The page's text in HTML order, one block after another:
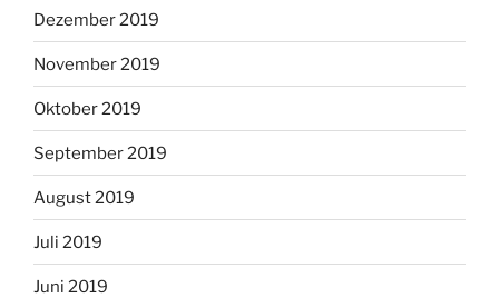
Dezember 2019
November 2019
Oktober 2019
September 2019
August 2019
Juli 2019
Juni 2019